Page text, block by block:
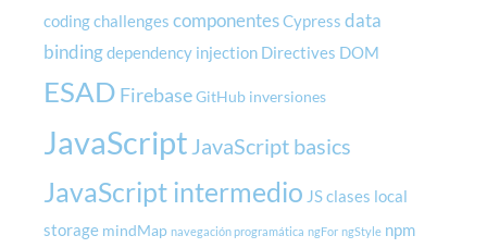
coding challenges componentesCypress data
bindingdependency injection Directives DOM
ESAD FirebaseGitHub inversiones
JavaScript JavaScript basics
JavaScript intermedio JS clases local
storage mindMap navegación programática ngFor ngStyle npm